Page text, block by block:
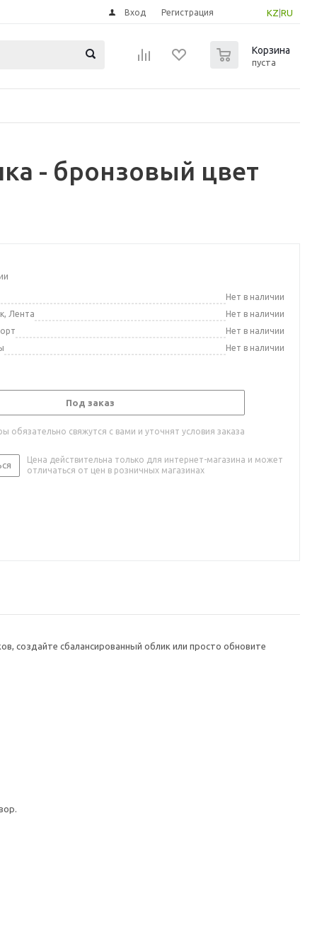
KZ RU
Вход Регистрация
Корзина
пуста
- бронзовый цвет
Нет в наличии
Лента
Нет в наличии
Нет в наличии
Нет в наличии
Под заказ
обязательно свяжутся с вами и уточнят условия заказа
Цена действительна только для интернет-магазина и может
отличаться от цен в розничных магазинах
создайте сбалансированный облик или просто обновите